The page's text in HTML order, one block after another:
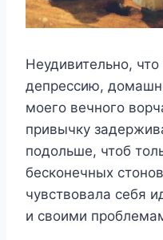
Неудивительно,
депрессию,
моего вечного
привычку
подольше, чтоб
бесконечных
чувствовала себя
и своими